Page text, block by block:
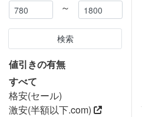
～
検索
値引きの有無
すべて
格安(セール)
激安(半額以下.com)